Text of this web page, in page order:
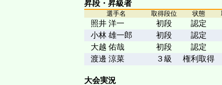
昇段・昇級者
選手名 取得段位 状態
照井 洋一 初段
認定
小林 雄一郎
初段
認定
大越 佑哉
初段
認定
渡邊 涼菜
３級 権利取得
大会実況